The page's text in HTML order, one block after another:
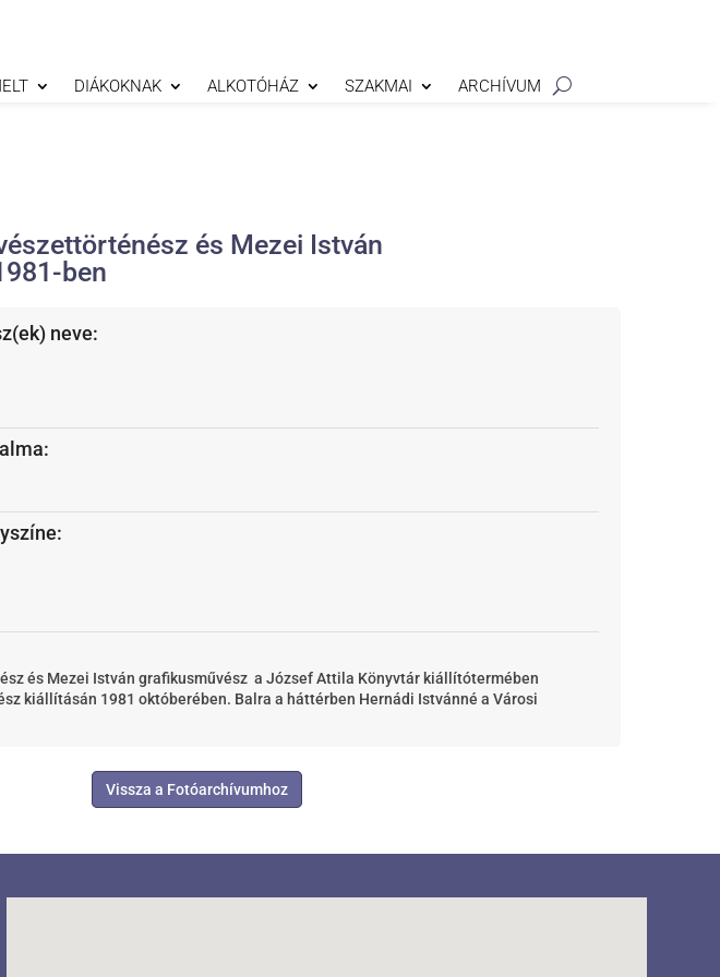
DIÁKOKNAK ALKOTÓHÁZ SZAKMAI ARCHÍVUM
és Mezei István
ben
neve:
és Mezei István grafikusművész a József Attila Könyvtár kiállítótermében
kiállításán 1981 októberében. Balra a háttérben Hernádi Istvánné a Városi
Vissza a Fotóarchívumhoz